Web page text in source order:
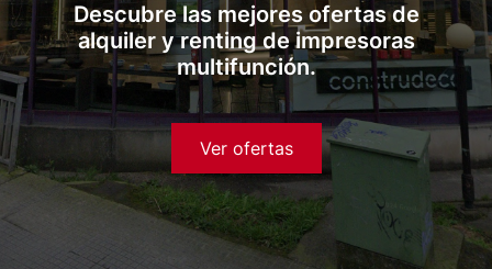
Descubre las mejores ofertas de
alquiler y renting de impresoras
multifunción.
Ver ofertas